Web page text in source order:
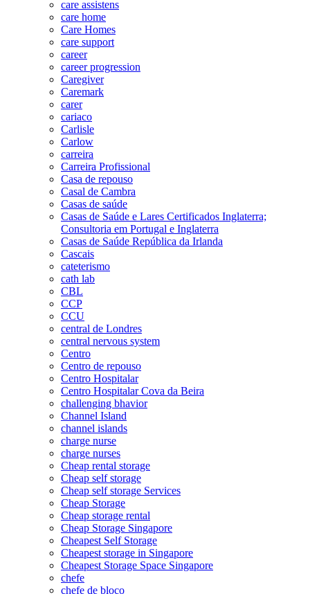
care assistens
care home
Care Homes
care support
career
career progression
Caregiver
Caremark
carer
cariaco
Carlisle
Carlow
carreira
Carreira Profissional
Casa de repouso
Casal de Cambra
Casas de saúde
Casas de Saúde e Lares Certificados Inglaterra;
Consultoria em Portugal e Inglaterra
Casas de Saúde República da Irlanda
Cascais
cateterismo
cath lab
CBL
CCP
CCU
central de Londres
central nervous system
Centro
Centro de repouso
Centro Hospitalar
Centro Hospitalar Cova da Beira
challenging bhavior
Channel Island
channel islands
charge nurse
charge nurses
Cheap rental storage
Cheap self storage
Cheap self storage Services
Cheap Storage
Cheap storage rental
Cheap Storage Singapore
Cheapest Self Storage
Cheapest storage in Singapore
Cheapest Storage Space Singapore
chefe
chefe de bloco